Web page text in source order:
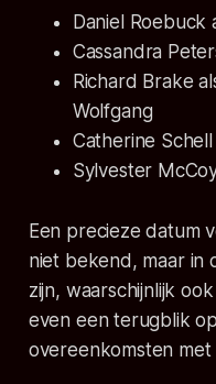
Daniel Roebuck
Cassandra
Richard Brake
Wolfgang
Catherine
Sylvester
Een precieze datum
niet bekend, maar in
zijn, waarschijnlijk
even een terugblik
overeenkomsten met